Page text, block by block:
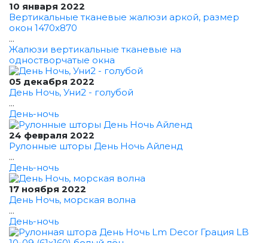
10 января 2022
Вертикальные тканевые жалюзи аркой, размер
окон 1470x870
...
Жалюзи вертикальные тканевые на
одностворчатые окна
05 декабря 2022
День Ночь, Уни2 - голубой
...
День-ночь
24 февраля 2022
Рулонные шторы День Ночь Айленд
...
День-ночь
17 ноября 2022
День Ночь, морская волна
...
День-ночь